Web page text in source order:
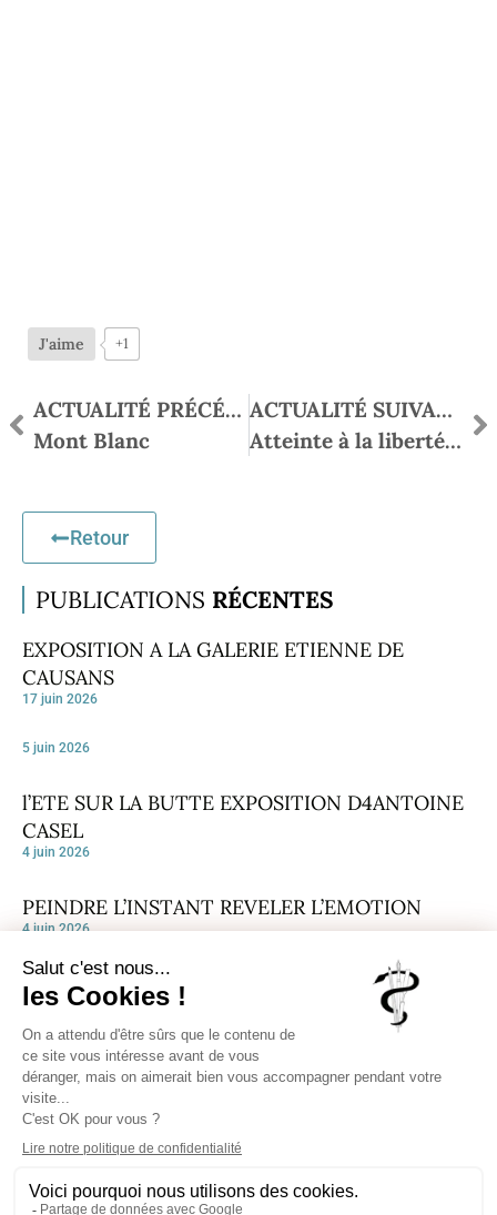
Inscrivez-vous pour recevoir chaque
semaine notre Newsletter, un condensé
des publications sur notre site.
J'aime +1
ACTUALITÉ PRÉCÉDENTE
Mont Blanc
ACTUALITÉ SUIVANTE
Atteinte à la liberté d’expression
Retour
PUBLICATIONS RÉCENTES
EXPOSITION A LA GALERIE ETIENNE DE
CAUSANS
17 juin 2026
5 juin 2026
l’ETE SUR LA BUTTE EXPOSITION D4ANTOINE
CASEL
4 juin 2026
PEINDRE L’INSTANT REVELER L’EMOTION
4 juin 2026
EXPOSITION DE MALIKA LAZAAR A LA GALERIE
MONA LISA
4 juin 2026